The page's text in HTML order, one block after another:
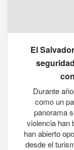
El
Durante
como un
panorama
violencia han
han abierto
desde el